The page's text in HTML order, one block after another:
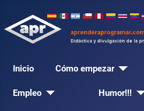
Inicio Cómo empezar
Empleo Humor!!!